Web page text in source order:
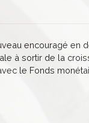
encouragé
à sortir de la
le Fonds